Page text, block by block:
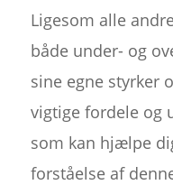
Ligesom alle
både under- og
sine egne styrker
vigtige fordele og
som kan hjælpe
forståelse af